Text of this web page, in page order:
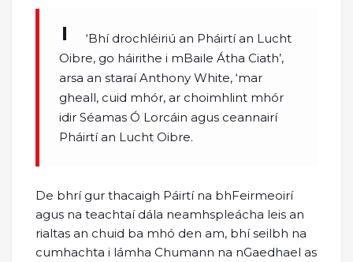
‘Bhí drochléiriú an Pháirtí an Lucht
Oibre, go háirithe i mBaile Átha Ciath’,
arsa an staraí Anthony White, ‘mar
gheall, cuid mhór, ar choimhlint mhór
idir Séamas Ó Lorcáin agus ceannairí
Pháirtí an Lucht Oibre.
De bhrí gur thacaigh Páirtí na bhFeirmeoirí
agus na teachtaí dála neamhspleácha leis an
rialtas an chuid ba mhó den am, bhí seilbh na
cumhachta i lámha Chumann na nGaedhael as